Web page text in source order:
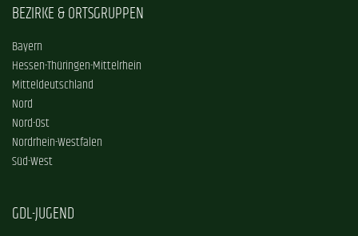
BEZIRKE & ORTSGRUPPEN
Bayern
Hessen-Thüringen-Mittelrhein
Mitteldeutschland
Nord
Nord-Ost
Nordrhein-Westfalen
Süd-West
GDL-JUGEND